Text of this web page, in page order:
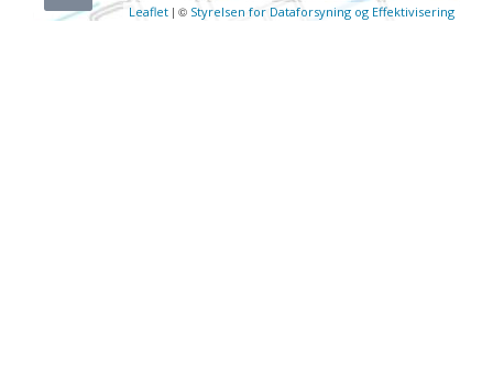
Leaflet | © Styrelsen for Dataforsyning og Effektivisering